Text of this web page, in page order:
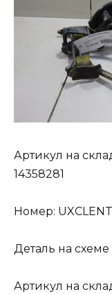
Артикул на
14358281
Номер: UXCLENT
Деталь на схеме
Артикул на